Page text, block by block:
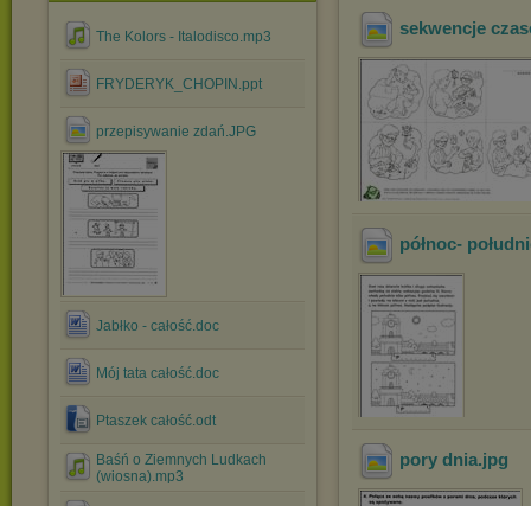
The Kolors - Italodisco.mp3
FRYDERYK_CHOPIN.ppt
przepisywanie zdań.JPG
Jabłko - całość.doc
Mój tata całość.doc
Ptaszek całość.odt
Baśń o Ziemnych Ludkach
(wiosna).mp3
sekwencje
północ-
pory dnia.jpg